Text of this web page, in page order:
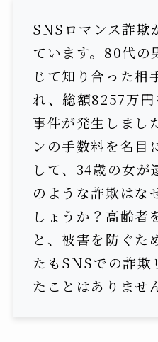
SNSロマンス詐欺
ています。80代の
じて知り合った相
れ、総額8257万
事件が発生しまし
ンの手数料を名目
して、34歳の女が
のような詐欺はな
しょうか？高齢者
と、被害を防ぐた
たもSNSでの詐欺
たことはありませ